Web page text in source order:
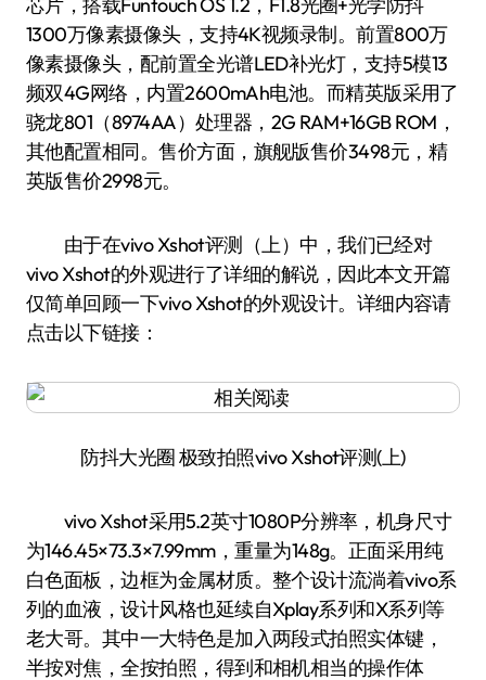
1300万像素摄像头，支持4K视频录制。前置800万
像素摄像头，配前置全光谱LED补光灯，支持5模13
频双4G网络，内置2600mAh电池。而精英版采用了
骁龙801（8974AA）处理器，2G RAM+16GB ROM，
其他配置相同。售价方面，旗舰版售价3498元，精
英版售价2998元。
由于在vivo Xshot评测（上）中，我们已经对
vivo Xshot的外观进行了详细的解说，因此本文开篇
仅简单回顾一下vivo Xshot的外观设计。详细内容请
点击以下链接：
防抖大光圈 极致拍照vivo Xshot评测(上)
vivo Xshot采用5.2英寸1080P分辨率，机身尺寸
为146.45×73.3×7.99mm，重量为148g。正面采用纯
白色面板，边框为金属材质。整个设计流淌着vivo系
列的血液，设计风格也延续自Xplay系列和X系列等
老大哥。其中一大特色是加入两段式拍照实体键，
半按对焦，全按拍照，得到和相机相当的操作体